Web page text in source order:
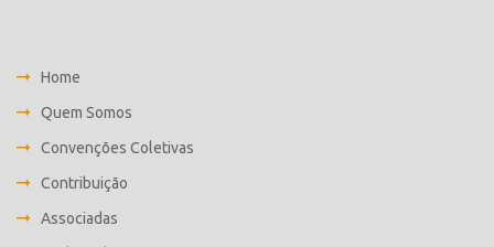
Home
Quem Somos
Convenções Coletivas
Contribuição
Associadas